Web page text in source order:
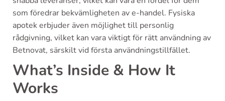
som föredrar bekvämligheten av e-handel. Fysiska
apotek erbjuder även möjlighet till personlig
rådgivning, vilket kan vara viktigt för rätt användning av
Betnovat, särskilt vid första användningstillfället.
What’s Inside & How It
Works